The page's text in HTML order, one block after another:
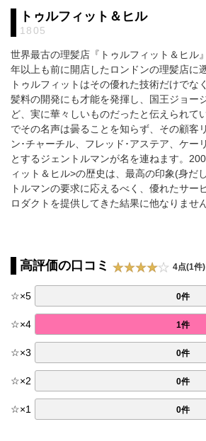
トゥルフィット＆ヒル
1805
世界最古の理髪店『トゥルフィット＆ヒル
年以上も前に開店したロンドンの理髪店に
トゥルフィットはその優れた技術だけでな
髪料の開発にも才能を発揮し、国王ジョー
ど、実に華々しいものだったと伝えられて
でその名声は曇ることを知らず、その顧客
ン･チャーチル、フレッド･アステア、ケー
とするジェントルマンが名を連ねます。
ィット＆ヒル>の歴史は、最高の印象(身だ
トルマンの要求に応えるべく、優れたサー
ロダクトを提供してきた結果に他なりません
高評価の口コミ 4点(1件)
☆×5 0件
☆×4 1件
☆×3 0件
☆×2 0件
☆×1 0件